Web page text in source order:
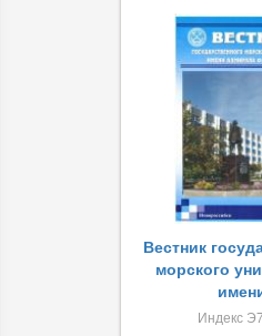
Вестник
морского
Индекс